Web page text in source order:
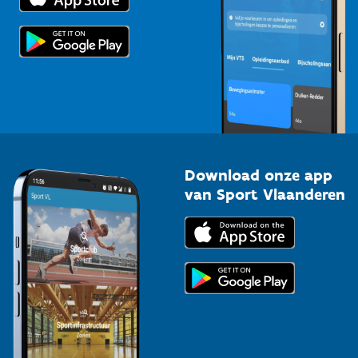
Topsporters
Download onze app
van Sport Vlaanderen